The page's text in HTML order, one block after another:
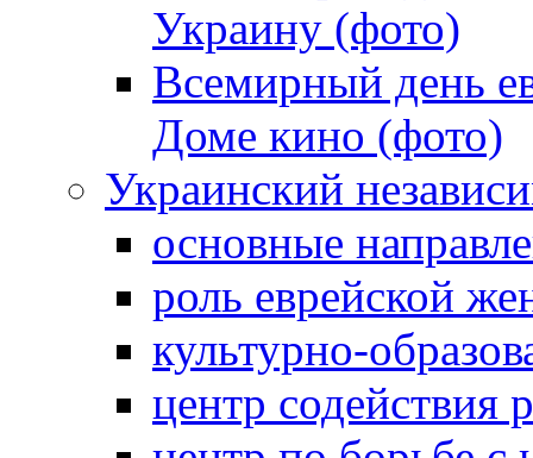
Украину (фото)
Всемирный день
Доме кино (фото)
Украинский
основные
роль еврейской
культурно-
центр содействия